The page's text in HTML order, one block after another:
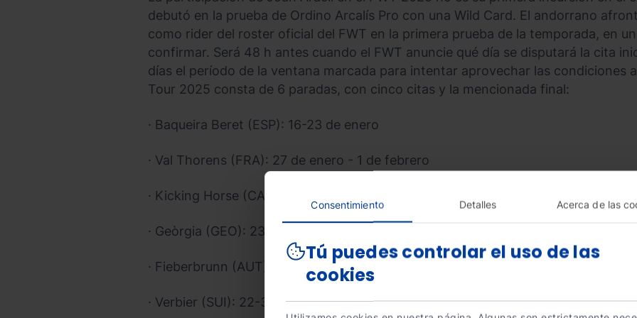
Consentimiento Detalles Acerca de las
Tú puedes controlar el uso de las
cookies
debutó en la prueba de Ordino Arcalís Pro con una Wild Card. El andorrano
como rider del roster oficial del FWT en la primera prueba de la temporada, en
confirmar. Será 48 h antes cuando el FWT anuncie qué día se disputará la cita
días el período de la ventana marcada para intentar aprovechar las condiciones
Tour 2025 consta de 6 paradas, con cinco citas y la mencionada final:
· Baqueira Beret (ESP): 16-23 de enero
· Val Thorens (FRA): 27 de enero - 1 de febrero
· Kicking Horse (CAN): 7-13 de febrero
· Geòrgia (GEO): 23 de febrero - 1 de marzo
· Fieberbrunn (AUT): 8-13 de marzo
· Verbier (SUI): 22-30 de marzo (final)